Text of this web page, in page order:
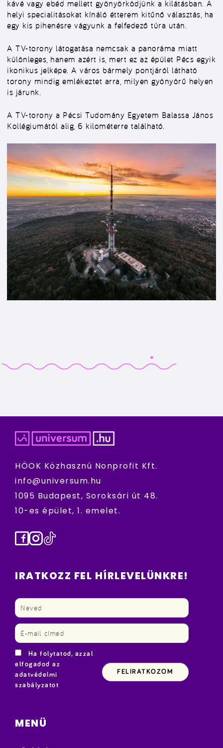
kávé vagy ebéd mellett gyönyörködjünk a kilátásban. A
helyi specialitásokat kínáló étterem kitűnő választás, ha
egy kis pihenésre vágyunk a felfedező túra után.
A TV-torony látogatása nemcsak a panoráma miatt
különleges, hanem azért is, mert ez az épület Pécs egyik
ikonikus jelképe. A város bármely pontjáról látható
torony mindig emlékeztet arra, milyen gyönyörű helyen
is járunk.
A TV-torony a Pécsi Tudomány Egyetem Balassa János
Kollégiumától alig, 6 kilométerre található.
HÖOK Közhasznú Nonprofit Kft.
info@universum.hu
1095 Budapest, Soroksári út 48.
10-es épület, 1. emelet.
Facebook
Instagram
TikTok
IRATKOZZ FEL HÍRLEVELÜNKRE!
Ha folytatod, azzal
elfogadod az
adatvédelmi
szabályzatot
MENÜ